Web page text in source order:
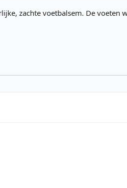
zachte voetbalsem. De voeten